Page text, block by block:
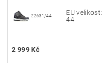
22631/44
EU velikost:
44
2 999 Kč